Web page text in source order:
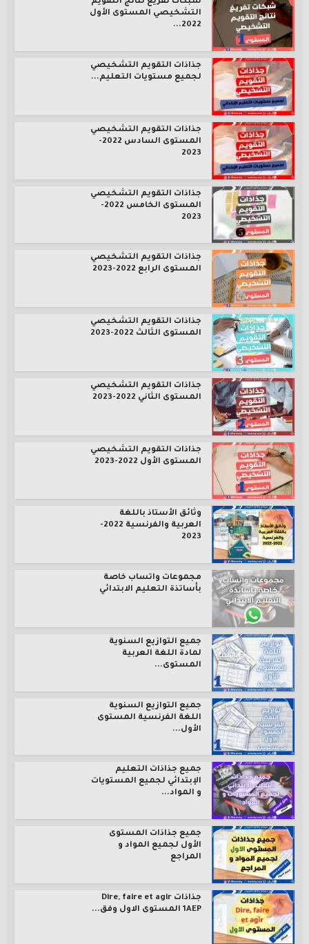
شبكات تفريغ نتائج التقويم
التشخيصي المستوى الأول
2022...
جذاذات التقويم التشخيصي
لجميع مستويات التعليم...
جذاذات التقويم التشخيصي
المستوى السادس 2022-
2023
جذاذات التقويم التشخيصي
المستوى الخامس 2022-
2023
جذاذات التقويم التشخيصي
المستوى الرابع 2022-2023
جذاذات التقويم التشخيصي
المستوى الثالث 2022-2023
جذاذات التقويم التشخيصي
المستوى الثاني 2022-2023
جذاذات التقويم التشخيصي
المستوى الأول 2022-2023
وثائق الأستاذ باللغة
العربية والفرنسية 2022-
2023
مجموعات واتساب خاصة
بأساتذة التعليم الابتدائي
جميع التوازيع السنوية
لمادة اللغة العربية
المستوى...
جميع التوازيع السنوية
اللغة الفرنسية المستوى
الأول...
جميع جذاذات التعليم
الإبتدائي لجميع المستويات
و المواد...
جميع جذاذات المستوى
الأول لجميع المواد و
المراجع
جذاذات Dire, faire et agir
1AEP المستوى الاول وفق...